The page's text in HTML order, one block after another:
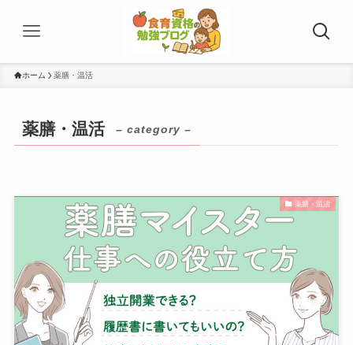
ホーム 薬膳・温活
薬膳・温活 – category –
薬膳・温活